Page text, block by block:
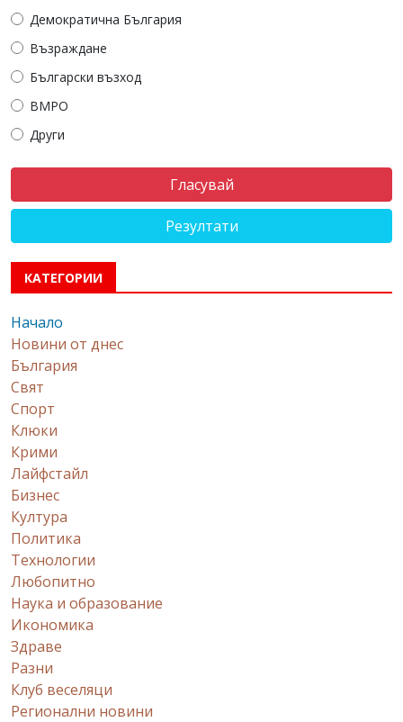
Демократична България
Възраждане
Български възход
ВМРО
Други
Резултати
КАТЕГОРИИ
Начало
Новини от днес
България
Свят
Спорт
Клюки
Крими
Лайфстайл
Бизнес
Култура
Политика
Технологии
Любопитно
Наука и образование
Икономика
Здраве
Разни
Клуб веселяци
Регионални новини